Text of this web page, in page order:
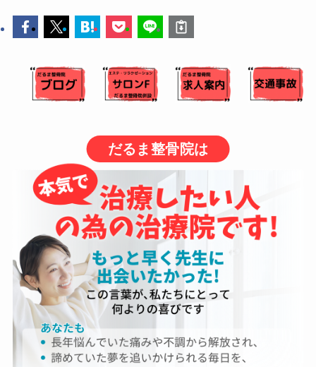
だるま整骨院は